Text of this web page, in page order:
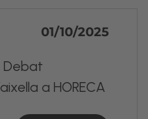
01/10/2025
Debat
a HORECA